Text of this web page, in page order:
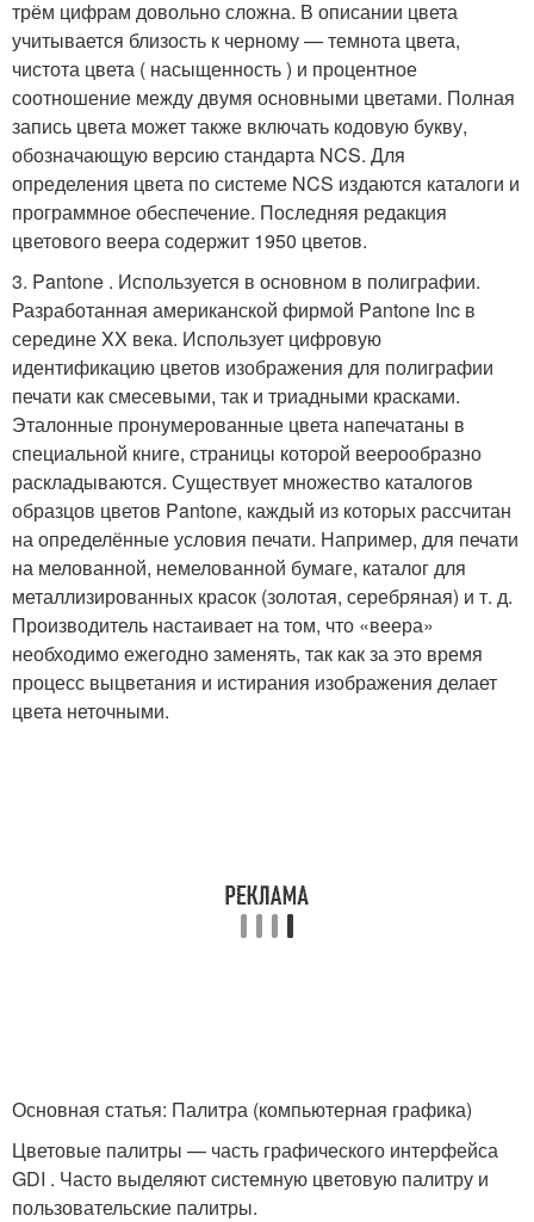
трём цифрам довольно сложна. В описании цвета
учитывается близость к черному — темнота цвета,
чистота цвета ( насыщенность ) и процентное
соотношение между двумя основными цветами. Полная
запись цвета может также включать кодовую букву,
обозначающую версию стандарта NCS. Для
определения цвета по системе NCS издаются каталоги и
программное обеспечение. Последняя редакция
цветового веера содержит 1950 цветов.
3. Pantone . Используется в основном в полиграфии.
Разработанная американской фирмой Pantone Inc в
середине XX века. Использует цифровую
идентификацию цветов изображения для полиграфии
печати как смесевыми, так и триадными красками.
Эталонные пронумерованные цвета напечатаны в
специальной книге, страницы которой веерообразно
раскладываются. Существует множество каталогов
образцов цветов Pantone, каждый из которых рассчитан
на определённые условия печати. Например, для печати
на мелованной, немелованной бумаге, каталог для
металлизированных красок (золотая, серебряная) и т. д.
Производитель настаивает на том, что «веера»
необходимо ежегодно заменять, так как за это время
процесс выцветания и истирания изображения делает
цвета неточными.
Основная статья: Палитра (компьютерная графика)
Цветовые палитры — часть графического интерфейса
GDI . Часто выделяют системную цветовую палитру и
пользовательские палитры.